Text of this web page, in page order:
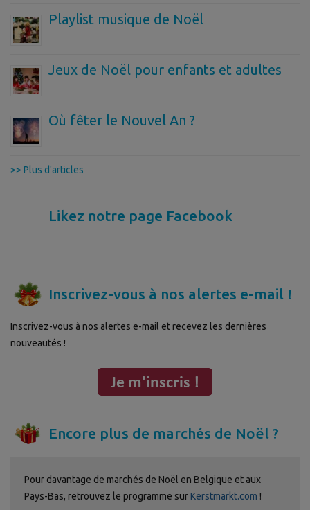
Playlist musique de Noël
Jeux de Noël pour enfants et adultes
Où fêter le Nouvel An ?
>> Plus d'articles
Likez notre page Facebook
Inscrivez-vous à nos alertes e-mail !
Inscrivez-vous à nos alertes e-mail et recevez les dernières
nouveautés !
Encore plus de marchés de Noël ?
Pour davantage de marchés de Noël en Belgique et aux
Pays-Bas, retrouvez le programme surKerstmarkt.com !